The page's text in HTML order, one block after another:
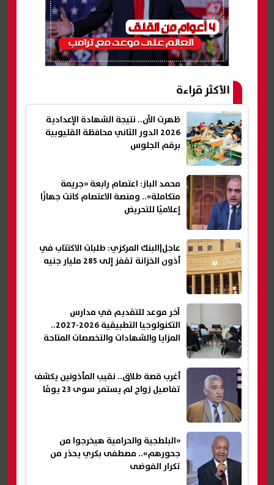
الأكثر قراءة
ظهرت الآن.. نتيجة الشهادة الإعدادية
2026 الدور الثاني محافظة القليوبية
برقم الجلوس
محمد الباز: اعتصام رابعة «جريمة
متكاملة».. ومنصة الاعتصام كانت جهازًا
إعلاميًا للتحريض
عاجل|البنك المركزي: طلبات الاكتتاب في
أذون الخزانة تقفز إلى 285 مليار جنيه
آخر موعد للتقديم في مدارس
التكنولوجيا التطبيقية 2026-2027..
المزايا والشهادات والتخصصات المتاحة
أغرب قصة طلاق.. نقيب المأذونين يكشف
تفاصيل زواج لم يستمر سوى 23 يومًا
«البلطجية والحرامية هيخرجوا من
جحورهم».. مصطفى بكري يحذر من
تكرار الفوضى